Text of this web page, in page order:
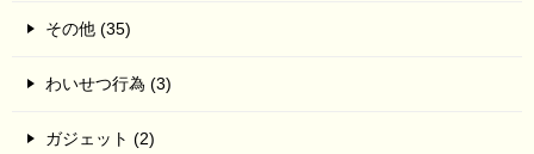
その他 (35)
わいせつ行為 (3)
ガジェット (2)